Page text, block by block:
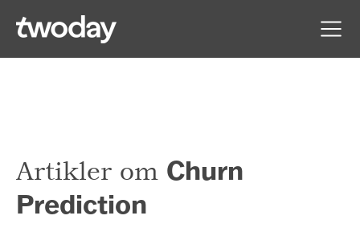
Artikler om Churn
Prediction